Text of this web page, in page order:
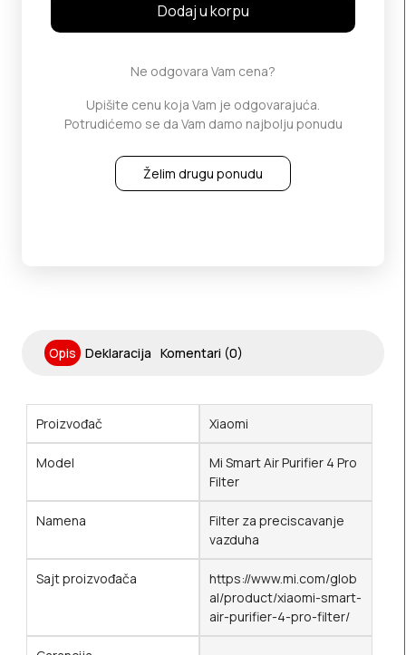
Dodaj u korpu
Ne odgovara Vam cena?
Upišite cenu koja Vam je odgovarajuća.
Potrudićemo se da Vam damo najbolju ponudu
Želim drugu ponudu
Opis Deklaracija Komentari (0)
Proizvođač Xiaomi
Model
Mi Smart Air Purifier 4 Pro
Filter
Namena
Filter za preciscavanje
vazduha
Sajt proizvođača
https://www.mi.com/glob
al/product/xiaomi-smart-
air-purifier-4-pro-filter/